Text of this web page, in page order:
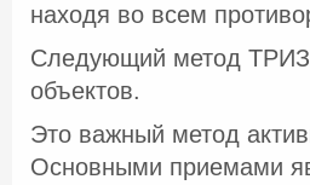
находя во всем
Следующий метод
объектов.
Это важный метод
Основными приемами